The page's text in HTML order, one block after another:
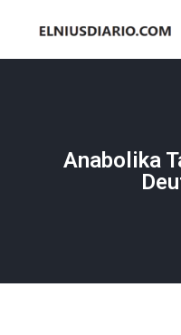
Anabolika